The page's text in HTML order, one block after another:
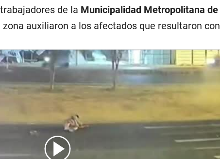
de la Municipalidad Metropolitana de
zona auxiliaron a los afectados que resultaron con